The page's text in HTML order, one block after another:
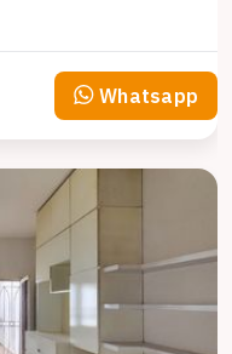
Whatsapp